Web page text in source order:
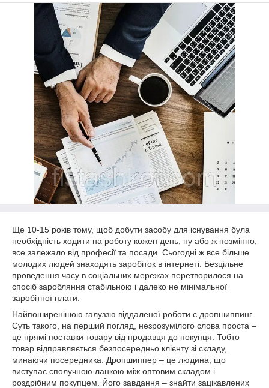
Ще 10-15 років тому, щоб добути засобу для існування була
необхідність ходити на роботу кожен день, ну або ж позмінно,
все залежало від професії та посади. Сьогодні ж все більше
молодих людей знаходять заробіток в інтернеті. Безцільне
проведення часу в соціальних мережах перетворилося на
спосіб заробляння стабільною і далеко не мінімальної
заробітної плати.
Найпоширенішою галуззю віддаленої роботи є дропшиппинг.
Суть такого, на перший погляд, незрозумілого слова проста –
це прямі поставки товару від продавця до покупця. Тобто
товар відправляється безпосередньо клієнту зі складу,
минаючи посередника. Дропшиппер – це людина, що
виступає сполучною ланкою між оптовим складом і
роздрібним покупцем. Його завдання – знайти зацікавлених